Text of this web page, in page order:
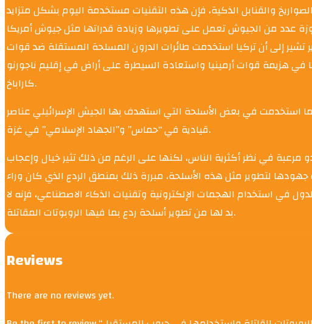
والقنابل الذكية، فإن هذه التقنيات مستخدمة اليوم بشكل متزايد
عدد من الجيوش تعمل على تطويرها وزيادة قدراتها مثل جيوش أمريكا
تشير إلى أن تركيا استخدمت طائرات الدرون المسلحة المستقلة ضد قوات
في هزيمة قوات أرمينيا واستعادة السيطرة على أراض في إقليم ناجورنو
كاراباخ.
استخدمت في بعض الأسلحة التي استهدف بها الجيش الإسرائيلي عناصر
قيادية في “حماس” و”الجهاد الإسلامي” في غزة.
في نظر أكثرية الناس، لكنها على الرغم من ذلك تثير خيال وإعجاب
لتطوير مثل هذه الأسلحة، مبررة ذلك بمنطق الردع الذي كان وراء
في استخدام الهجمات الإلكترونية وتقنيات الذكاء الاصطناعي، فإنه لا
بد لها من تطوير أسلحة ردع بما فيها الروبوتات المقاتلة.
Reviews
There are no reviews yet.